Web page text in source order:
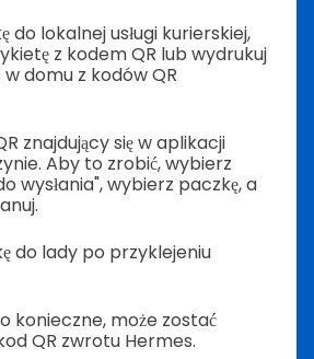
do lokalnej usługi kurierskiej,
z kodem QR lub wydrukuj
domu z kodów QR
znajdujący się w aplikacji
Aby to zrobić, wybierz
wysłania", wybierz paczkę, a
do lady po przyklejeniu
konieczne, może zostać
QR zwrotu Hermes.